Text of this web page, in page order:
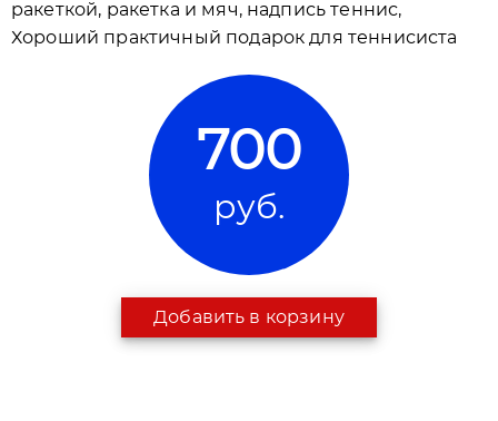
ракеткой, ракетка и мяч, надпись теннис,
Хороший практичный подарок для теннисиста
700
руб.
Добавить в корзину